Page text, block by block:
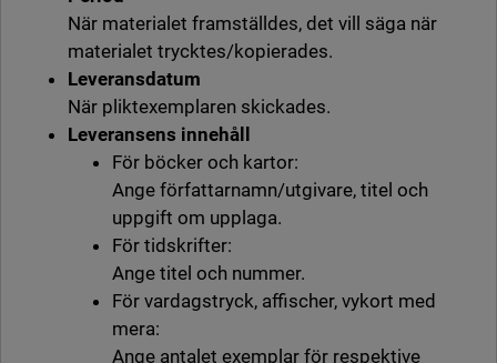
När materialet framställdes, det vill säga när
materialet trycktes/kopierades.
Leveransdatum
När pliktexemplaren skickades.
Leveransens innehåll
För böcker och kartor:
Ange författarnamn/utgivare, titel och
uppgift om upplaga.
För tidskrifter:
Ange titel och nummer.
För vardagstryck, affischer, vykort med
mera:
Ange antalet exemplar för respektive